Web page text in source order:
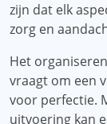
zijn dat elk
zorg en
Het
vraagt ​​om een
voor perfectie.
uitvoering kan